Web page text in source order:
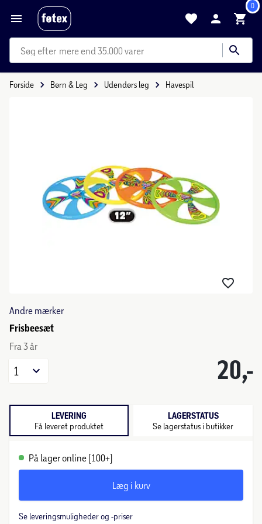
0
mere end 35.000 varer
Forside Børn & Leg Udendørs leg Havespil
Andre mærker
Frisbeesæt
Fra 3 år
20,-
1
LEVERING
Få leveret produktet
LAGERSTATUS
Se lagerstatus i butikker
På lager online (100+)
Læg i kurv
Se leveringsmuligheder og -priser